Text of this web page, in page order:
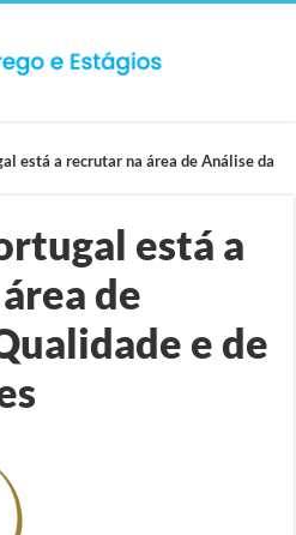
está a recrutar na área de Análise da
está a
de
e de